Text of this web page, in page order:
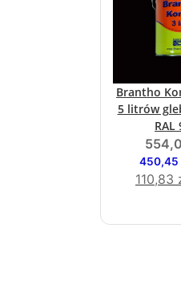
Brantho
5 litrów
RAL
450,45
110,83